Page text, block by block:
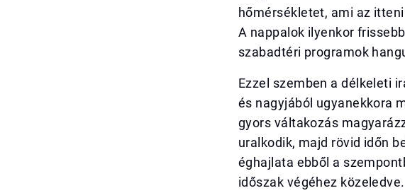
hőmérsékletet, ami az
A nappalok ilyenkor
szabadtéri programok
Ezzel szemben a délkeleti
és nagyjából ugyanekkora
gyors váltakozás
uralkodik, majd rövid időn
éghajlata ebből a
időszak végéhez közeledve.